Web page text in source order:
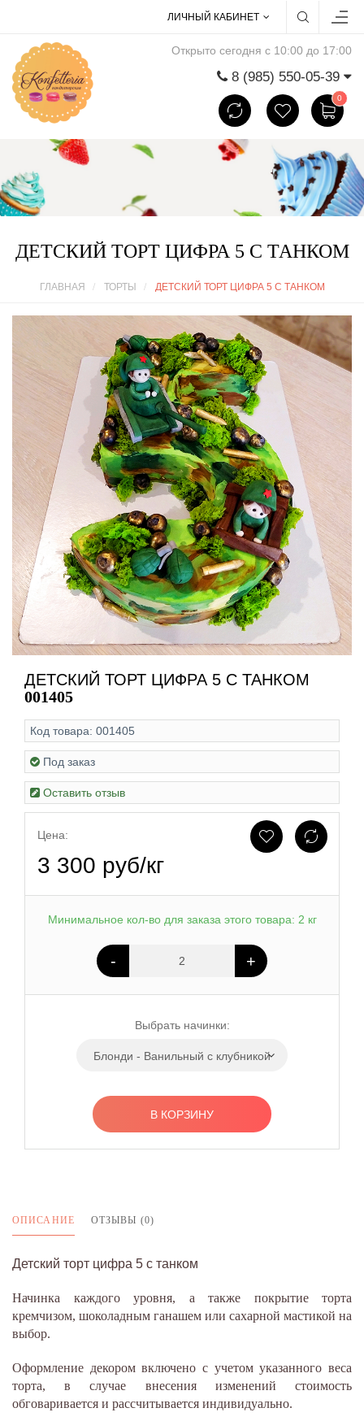
ЛИЧНЫЙ КАБИНЕТ
Открыто сегодня с 10:00 до 17:00
8 (985) 550-05-39
0
ДЕТСКИЙ ТОРТ ЦИФРА 5 С ТАНКОМ
ГЛАВНАЯ ТОРТЫ ДЕТСКИЙ ТОРТ ЦИФРА 5 С ТАНКОМ
ДЕТСКИЙ ТОРТ ЦИФРА 5 С ТАНКОМ
001405
Код товара: 001405
Под заказ
Оставить отзыв
Цена:
3 300 руб/кг
Минимальное кол-во для заказа этого товара: 2 кг
- +
Выбрать начинки:
Блонди - Ванильный с клубникой
В КОРЗИНУ
ОПИСАНИЕ ОТЗЫВЫ (0)
Детский торт цифра 5 с танком
Начинка каждого уровня, а также покрытие торта
кремчизом, шоколадным ганашем или сахарной мастикой на
выбор.
Оформление декором включено с учетом указанного веса
торта, в случае внесения изменений стоимость
обговаривается и рассчитывается индивидуально.